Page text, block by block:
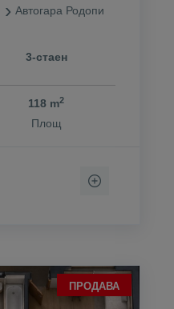
Автогара Родопи
3-стаен
118 m2
Площ
ПРОДАВА